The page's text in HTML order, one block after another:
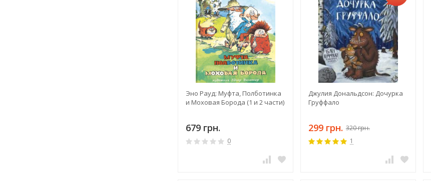
Эно Рауд: Муфта, Полботинка
и Моховая Борода (1 и 2 части)
679 грн.
0
Джулия Дональдсон: Дочурка
Груффало
299 грн. 320 грн.
1